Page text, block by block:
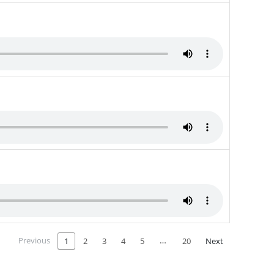
Previous 1 2 3 4 5 … 20 Next